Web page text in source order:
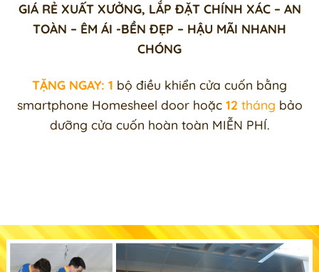
GIÁ RẺ XUẤT XƯỞNG, LẮP ĐẶT CHÍNH XÁC – AN
TOÀN – ÊM ÁI -BỀN ĐẸP – HẬU MÃI NHANH
CHÓNG
TẶNG NGAY: 1 bộ điều khiển cửa cuốn bằng
smartphone Homesheel door hoặc 12 tháng bảo
dưỡng cửa cuốn hoàn toàn MIỄN PHÍ.